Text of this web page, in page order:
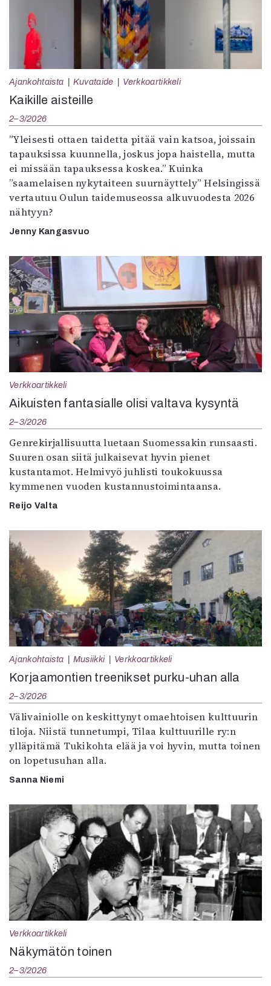
Ajankohtaista Kuvataide Verkkoartikkeli
Kaikille aisteille
2–3/2026
”Yleisesti ottaen taidetta pitää vain katsoa, joissain
tapauksissa kuunnella, joskus jopa haistella, mutta
ei missään tapauksessa koskea.” Kuinka
”saamelaisen nykytaiteen suurnäyttely” Helsingissä
vertautuu Oulun taidemuseossa alkuvuodesta 2026
nähtyyn?
Jenny Kangasvuo
Verkkoartikkeli
Aikuisten fantasialle olisi valtava kysyntä
2–3/2026
Genrekirjallisuutta luetaan Suomessakin runsaasti.
Suuren osan siitä julkaisevat hyvin pienet
kustantamot. Helmivyö juhlisti toukokuussa
kymmenen vuoden kustannustoimintaansa.
Reijo Valta
Ajankohtaista Musiikki Verkkoartikkeli
Korjaamontien treenikset purku-uhan alla
2–3/2026
Välivainiolle on keskittynyt omaehtoisen kulttuurin
tiloja. Niistä tunnetumpi, Tilaa kulttuurille ry:n
ylläpitämä Tukikohta elää ja voi hyvin, mutta toinen
on lopetusuhan alla.
Sanna Niemi
Verkkoartikkeli
Näkymätön toinen
2–3/2026